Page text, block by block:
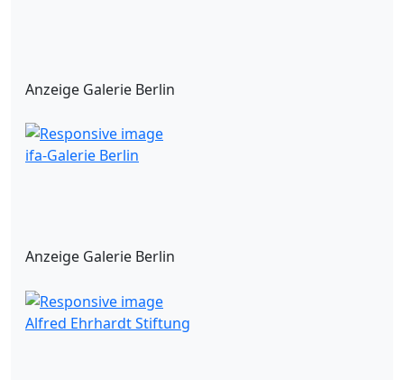
Anzeige Galerie Berlin
ifa-Galerie Berlin
Anzeige Galerie Berlin
Alfred Ehrhardt Stiftung